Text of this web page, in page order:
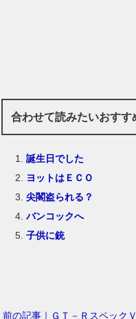
合わせて読みたいおすす
誕生日でした
ヨットはＥＣＯ
尖閣盗られる？
バンコックへ
子供に銃
前の記事｜ＧＴ－ＲスペックＶ